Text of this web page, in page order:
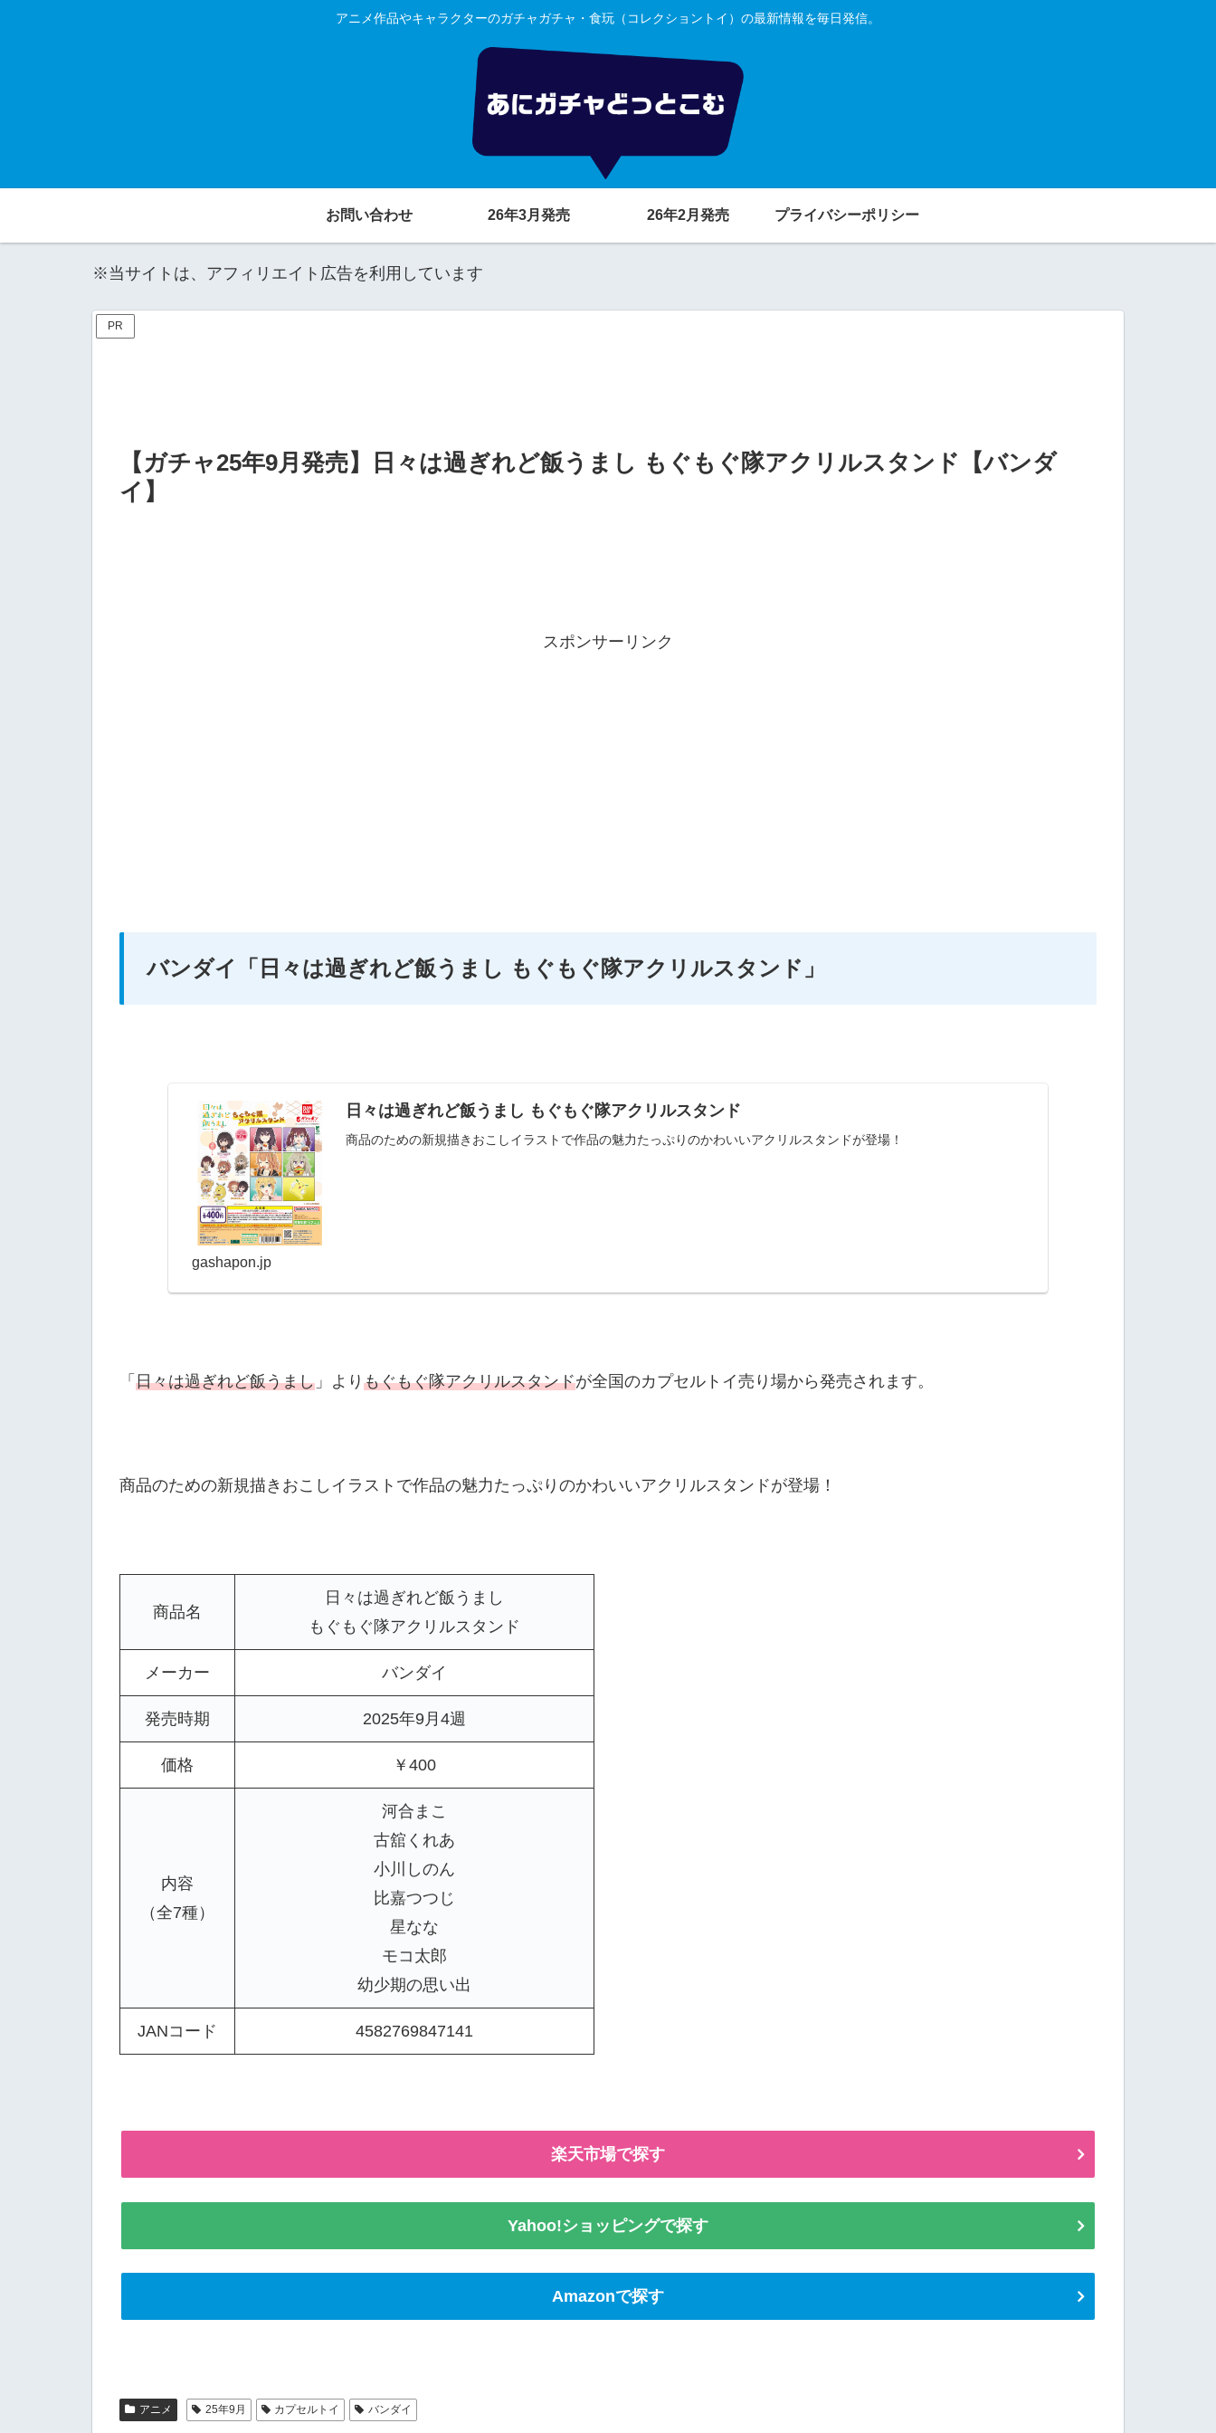
アニメ作品やキャラクターのガチャガチャ・食玩（コレクショントイ）の最新情報を毎日発信。
お問い合わせ 26年3月発売 26年2月発売 プライバシーポリシー
※当サイトは、アフィリエイト広告を利用しています
PR
【ガチャ25年9月発売】日々は過ぎれど飯うまし もぐもぐ隊アクリルスタンド【バンダ
イ】
スポンサーリンク
バンダイ 「日々は過ぎれど飯うまし もぐもぐ隊アクリルスタンド」
日々は過ぎれど飯うまし もぐもぐ隊アクリルスタンド
商品のための新規描きおこしイラストで作品の魅力たっぷりのかわいいアクリルスタンドが登場！
gashapon.jp
「 日々は過ぎれど飯うまし 」より もぐもぐ隊アクリルスタンドが全国のカプセルトイ売り場から発売されます。
商品のための新規描きおこしイラストで作品の魅力たっぷりのかわいいアクリルスタンドが登場！
商品名
日々は過ぎれど飯うまし
もぐもぐ隊アクリルスタンド
メーカー バンダイ
発売時期 2025年9月4週
価格 ￥400
内容
（全7種）
河合まこ
古舘くれあ
小川しのん
比嘉つつじ
星なな
モコ太郎
幼少期の思い出
JANコード 4582769847141
楽天市場で探す
Yahoo!ショッピングで探す
Amazonで探す
アニメ 25年9月 カプセルトイ バンダイ